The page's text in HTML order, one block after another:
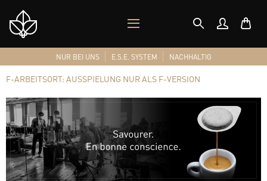
Shop
Logo
MOBILES
MENÜ
NUR BEI UNS E.S.E. SYSTEM NACHHALTIG
F-ARBEITSORT: AUSSPIELUNG NUR ALS F-VERSION